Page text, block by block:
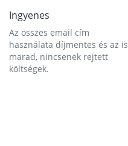
Ingyenes
Az összes email cím
használata díjmentes és az is
marad, nincsenek rejtett
költségek.